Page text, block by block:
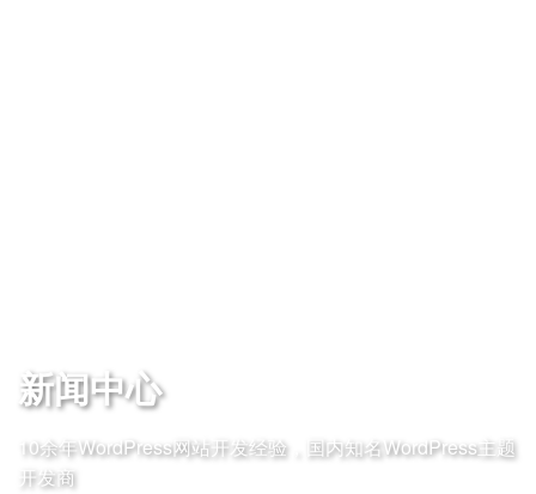
新闻中心
10余年WordPress网站开发经验，国内知名WordPress主题
开发商